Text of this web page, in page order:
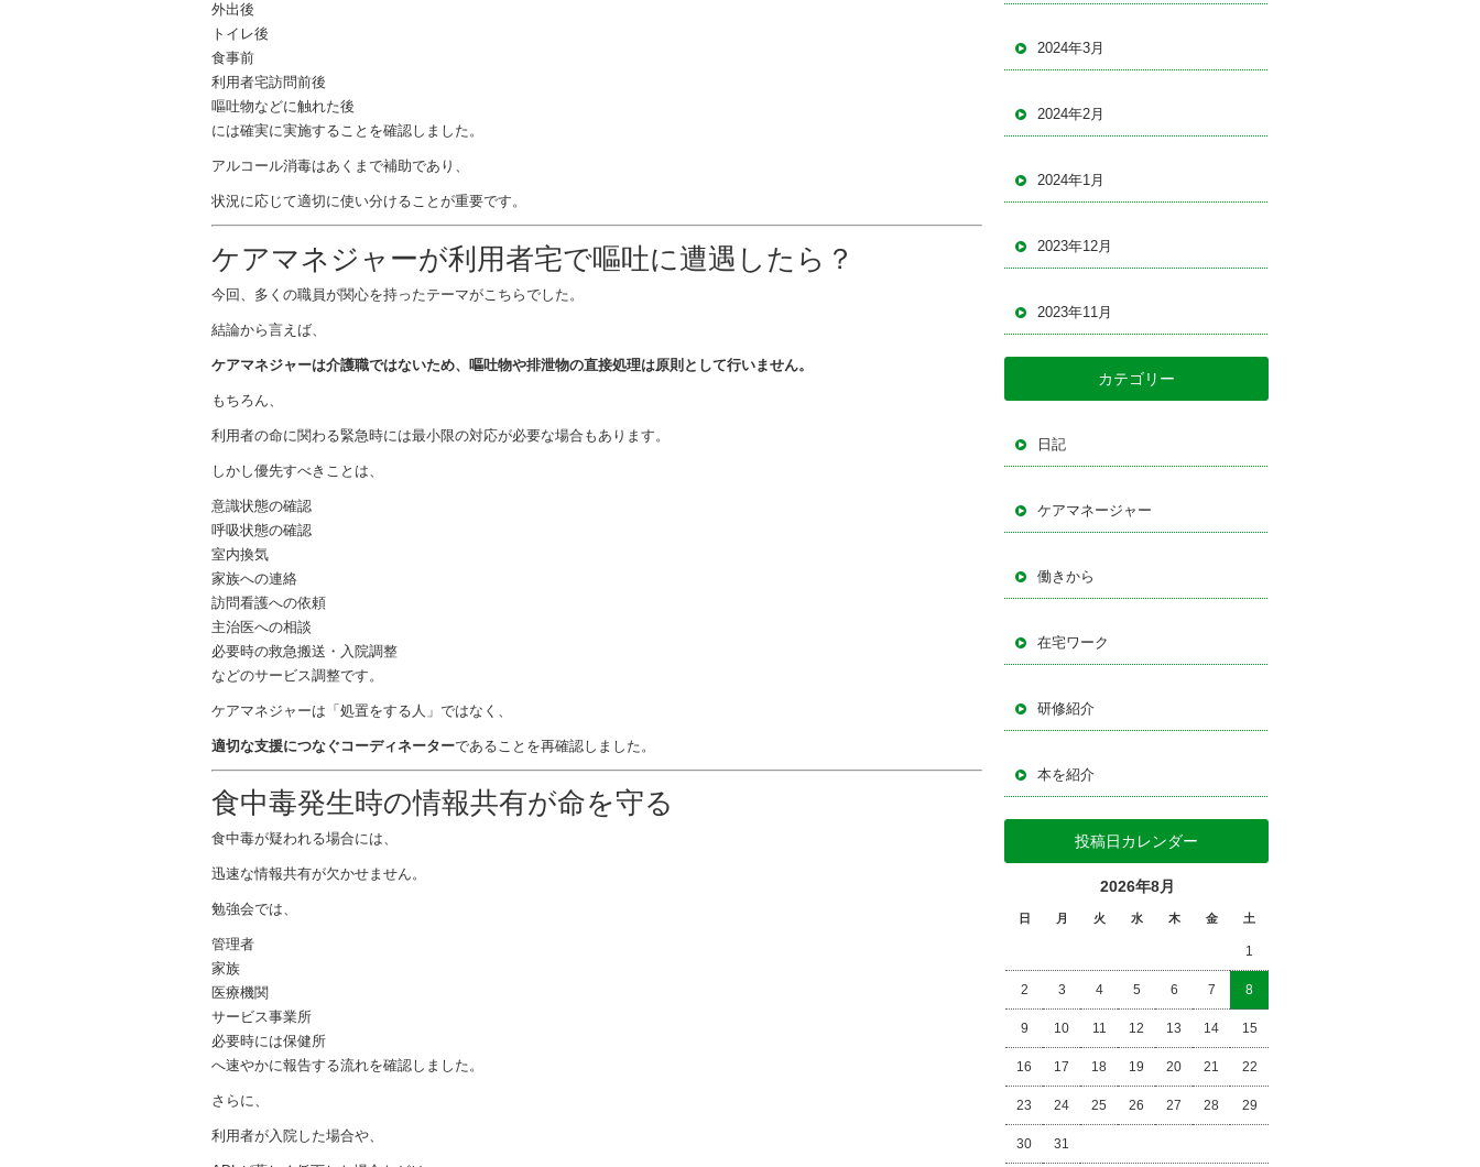
外出後
トイレ後
食事前
利用者宅訪問前後
嘔吐物などに触れた後
には確実に実施することを確認しました。
アルコール消毒はあくまで補助であり、
状況に応じて適切に使い分けることが重要です。
ケアマネジャーが利用者宅で嘔吐に遭遇したら？
今回、多くの職員が関心を持ったテーマがこちらでした。
結論から言えば、
ケアマネジャーは介護職ではないため、嘔吐物や排泄物の直接処理は原則として行いません。
もちろん、
利用者の命に関わる緊急時には最小限の対応が必要な場合もあります。
しかし優先すべきことは、
意識状態の確認
呼吸状態の確認
室内換気
家族への連絡
訪問看護への依頼
主治医への相談
必要時の救急搬送・入院調整
などのサービス調整です。
ケアマネジャーは「処置をする人」ではなく、
適切な支援につなぐコーディネーターであることを再確認しました。
食中毒発生時の情報共有が命を守る
食中毒が疑われる場合には、
迅速な情報共有が欠かせません。
勉強会では、
管理者
家族
医療機関
サービス事業所
必要時には保健所
へ速やかに報告する流れを確認しました。
さらに、
利用者が入院した場合や、
2024年3月
2024年2月
2024年1月
2023年12月
2023年11月
カテゴリー
日記
ケアマネージャー
働きから
在宅ワーク
研修紹介
本を紹介
投稿日カレンダー
2026年8月
日 月 火 水 木 金 土
1
2 3 4 5 6 7 8
9 10 11 12 13 14 15
16 17 18 19 20 21 22
23 24 25 26 27 28 29
30 31